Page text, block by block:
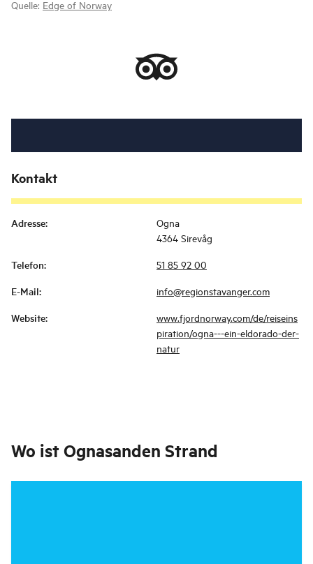
Quelle: Edge of Norway
Kontakt
Adresse:
Ogna
4364 Sirevåg
Telefon: 51 85 92 00
E-Mail: info@regionstavanger.com
Website:
www.fjordnorway.com/de/reiseins
piration/ogna---ein-eldorado-der-
natur
Wo ist Ognasanden Strand